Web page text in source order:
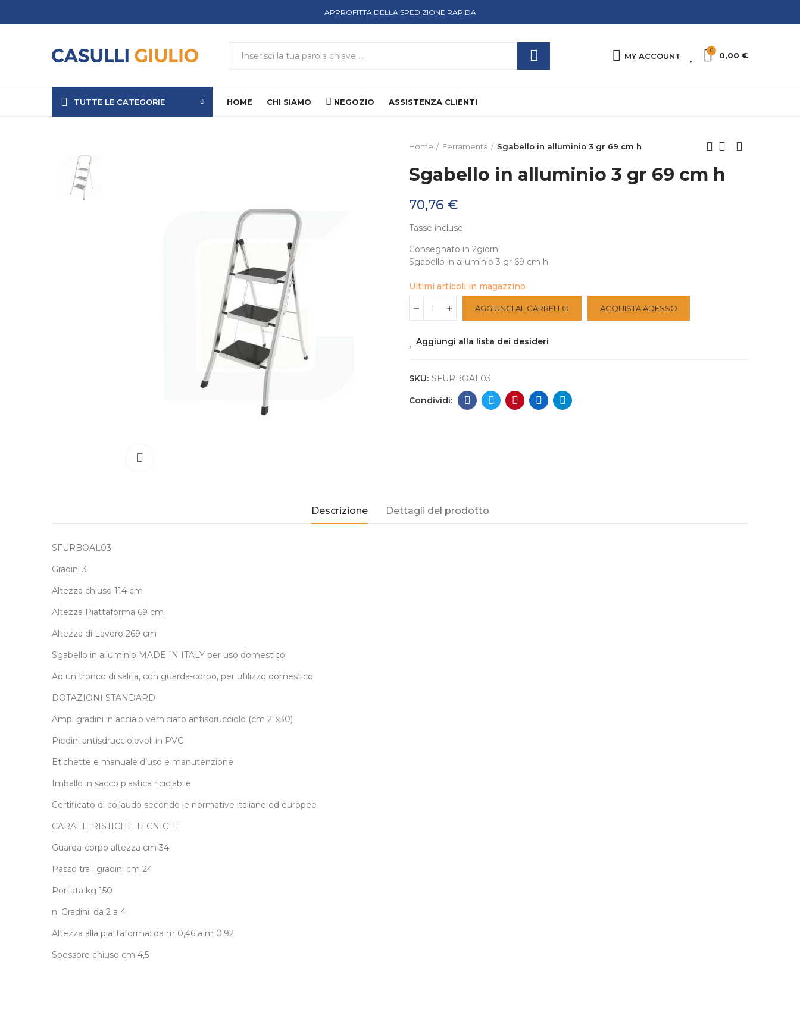
APPROFITTA DELLA SPEDIZIONE RAPIDA
MY ACCOUNT
0
0,00 €
TUTTE LE CATEGORIE HOME CHI SIAMO NEGOZIO ASSISTENZA CLIENTI
Home Ferramenta Sgabello in alluminio 3 gr 69 cm h
Sgabello in alluminio 3 gr 69 cm h
70,76 €
Tasse incluse
Consegnato in 2giorni
Sgabello in alluminio 3 gr 69 cm h
Ultimi articoli in magazzino
AGGIUNGI AL CARRELLO ACQUISTA ADESSO
Aggiungi alla lista dei desideri
SKU: SFURBOAL03
Descrizione Dettagli del prodotto
SFURBOAL03
Gradini 3
Altezza chiuso 114 cm
Altezza Piattaforma 69 cm
Altezza di Lavoro 269 cm
Sgabello in alluminio MADE IN ITALY per uso domestico
Ad un tronco di salita, con guarda-corpo, per utilizzo domestico.
DOTAZIONI STANDARD
Ampi gradini in acciaio verniciato antisdrucciolo (cm 21x30)
Piedini antisdrucciolevoli in PVC
Etichette e manuale d’uso e manutenzione
Imballo in sacco plastica riciclabile
Certificato di collaudo secondo le normative italiane ed europee
CARATTERISTICHE TECNICHE
Guarda-corpo altezza cm 34
Passo tra i gradini cm 24
Portata kg 150
n. Gradini: da 2 a 4
Altezza alla piattaforma: da m 0,46 a m 0,92
Spessore chiuso cm 4,5